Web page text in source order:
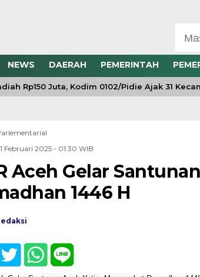
NEWS DAERAH PEMERINTAH
Rp150 Juta, Kodim 0102/Pidie Ajak 31
Februari 2025 - 01:30 WIB
Aceh Gelar
1446 H